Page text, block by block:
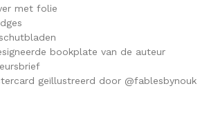
met folie
bookplate van de auteur
geïllustreerd door @fablesbynouk